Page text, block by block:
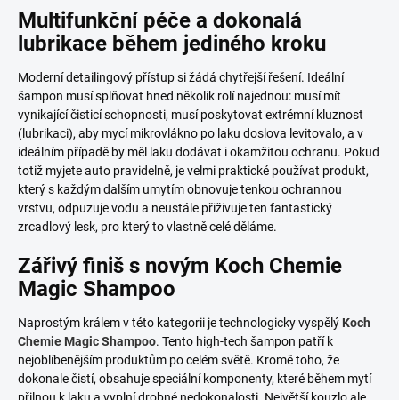
Multifunkční péče a dokonalá
lubrikace během jediného kroku
Moderní detailingový přístup si žádá chytřejší řešení. Ideální
šampon musí splňovat hned několik rolí najednou: musí mít
vynikající čisticí schopnosti, musí poskytovat extrémní kluznost
(lubrikaci), aby mycí mikrovlákno po laku doslova levitovalo, a v
ideálním případě by měl laku dodávat i okamžitou ochranu. Pokud
totiž myjete auto pravidelně, je velmi praktické používat produkt,
který s každým dalším umytím obnovuje tenkou ochrannou
vrstvu, odpuzuje vodu a neustále přiživuje ten fantastický
zrcadlový lesk, pro který to vlastně celé děláme.
Zářivý finiš s novým Koch Chemie
Magic Shampoo
Naprostým králem v této kategorii je technologicky vyspělý Koch
Chemie Magic Shampoo. Tento high-tech šampon patří k
nejoblíbenějším produktům po celém světě. Kromě toho, že
dokonale čistí, obsahuje speciální komponenty, které během mytí